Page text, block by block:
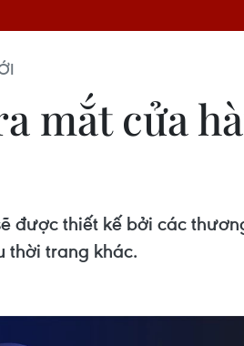
mắt cửa
được thiết kế bởi các
thời trang khác.